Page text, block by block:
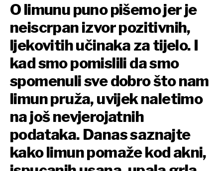
O limunu puno pišemo jer je
neiscrpan izvor pozitivnih,
ljekovitih učinaka za tijelo. I
kad smo pomislili da smo
spomenuli sve dobro što nam
limun pruža, uvijek naletimo
na još nevjerojatnih
podataka. Danas saznajte
kako limun pomaže kod akni,